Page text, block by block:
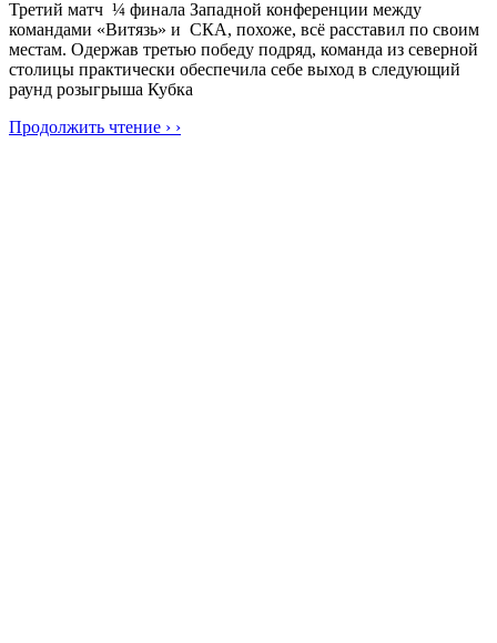
Третий матч ¼ финала Западной конференции между
командами «Витязь» и СКА, похоже, всё расставил по своим
местам. Одержав третью победу подряд, команда из северной
столицы практически обеспечила себе выход в следующий
раунд розыгрыша Кубка
Продолжить чтение › ›